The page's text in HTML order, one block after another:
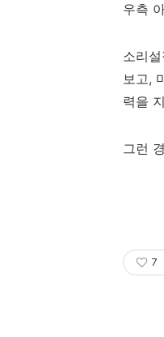
우측
소리
보고,
력을
그런
7